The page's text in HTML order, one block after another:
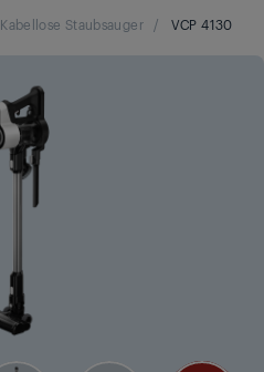
Kabellose Staubsauger / VCP 4130